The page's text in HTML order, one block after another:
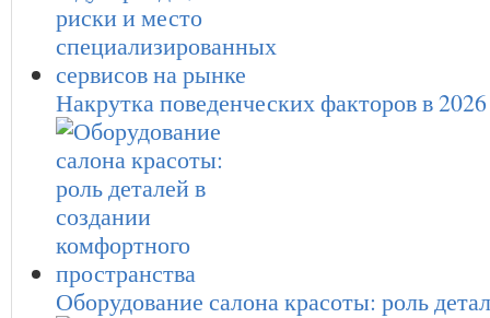
Накрутка поведенческих факторов в
Оборудование салона красоты: роль